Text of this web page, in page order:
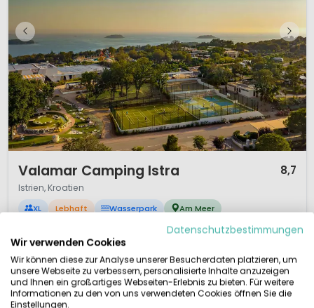
Valamar Camping Istra 8,7
Istrien, Kroatien
XL Lebhaft Wasserpark Am Meer
Wasserpark mit Rutschen
Animation für Jung und Alt
Ein moderner Spitzencampingplatz mit einem zwei Kilometer langen
Kiesstrand an der Küste von Istrien – mit vielen Einrichtungen für Ihren
Datenschutzbestimmungen
Wir verwenden Cookies
Wir können diese zur Analyse unserer Besucherdaten platzieren, um
unsere Webseite zu verbessern, personalisierte Inhalte anzuzeigen
und Ihnen ein großartiges Webseiten-Erlebnis zu bieten. Für weitere
Informationen zu den von uns verwendeten Cookies öffnen Sie die
Einstellungen.